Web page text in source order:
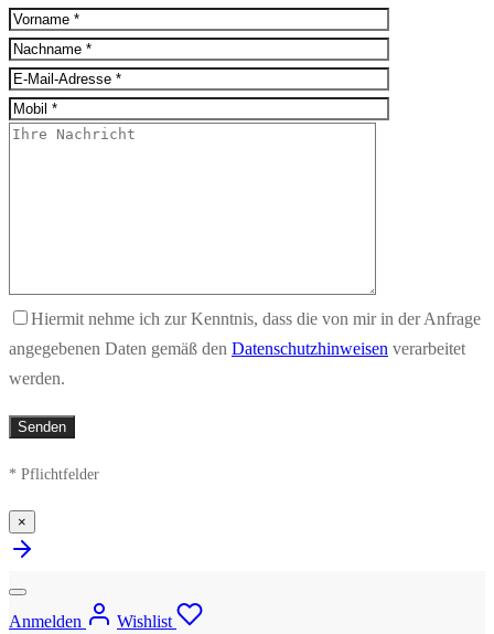
Hiermit nehme ich zur Kenntnis, dass die von mir in der Anfrage
angegebenen Daten gemäß den Datenschutzhinweisen verarbeitet
werden.
* Pflichtfelder
×
Anmelden
Wishlist